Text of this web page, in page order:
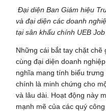
Đại diện Ban Giám hiệu
và đại diện các doanh
tại sân khấu chính UEB
Những cái bắt tay chặt
cùng đại diện doanh
nghĩa mang tính biểu
chính là minh chứng cho
và lâu dài. Hoạt động này
mạnh mẽ của các quý